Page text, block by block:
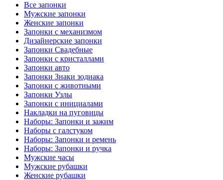
Все запонки
Мужские запонки
Женские запонки
Запонки с механизмом
Дизайнерские запонки
Запонки Свадебные
Запонки с кристаллами
Запонки авто
Запонки Знаки зодиака
Запонки с животными
Запонки Узлы
Запонки с инициалами
Накладки на пуговицы
Наборы: Запонки и зажим
Наборы с галстуком
Наборы: Запонки и ремень
Наборы: Запонки и ручка
Мужские часы
Мужские рубашки
Женские рубашки